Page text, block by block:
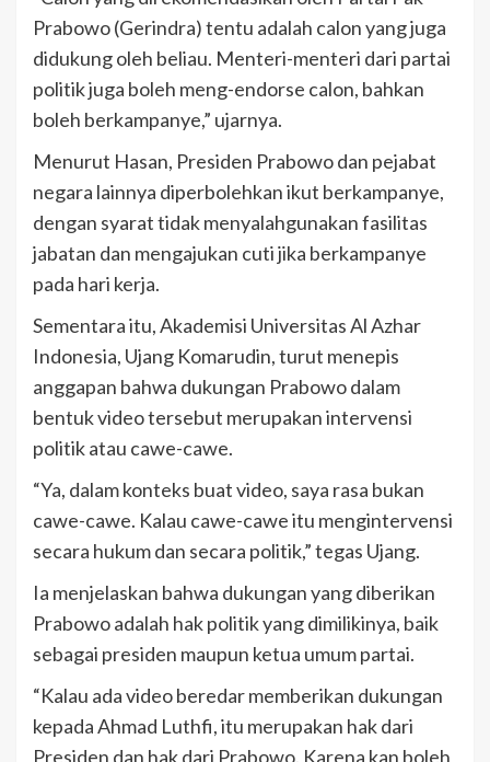
Prabowo (Gerindra) tentu adalah calon yang juga
didukung oleh beliau. Menteri-menteri dari partai
politik juga boleh meng-endorse calon, bahkan
boleh berkampanye,” ujarnya.
Menurut Hasan, Presiden Prabowo dan pejabat
negara lainnya diperbolehkan ikut berkampanye,
dengan syarat tidak menyalahgunakan fasilitas
jabatan dan mengajukan cuti jika berkampanye
pada hari kerja.
Sementara itu, Akademisi Universitas Al Azhar
Indonesia, Ujang Komarudin, turut menepis
anggapan bahwa dukungan Prabowo dalam
bentuk video tersebut merupakan intervensi
politik atau cawe-cawe.
“Ya, dalam konteks buat video, saya rasa bukan
cawe-cawe. Kalau cawe-cawe itu mengintervensi
secara hukum dan secara politik,” tegas Ujang.
Ia menjelaskan bahwa dukungan yang diberikan
Prabowo adalah hak politik yang dimilikinya, baik
sebagai presiden maupun ketua umum partai.
“Kalau ada video beredar memberikan dukungan
kepada Ahmad Luthfi, itu merupakan hak dari
Presiden dan hak dari Prabowo. Karena kan boleh